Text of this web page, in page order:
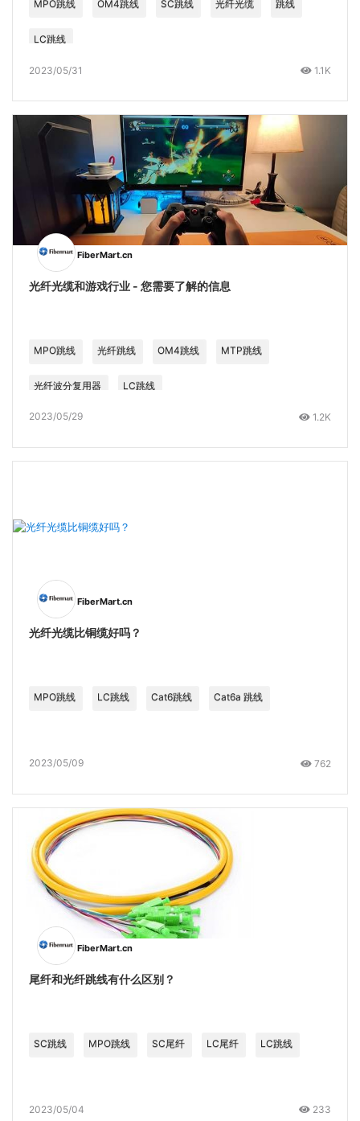
MPO跳线 OM4跳线 SC跳线 光纤光缆 跳线
LC跳线
2023/05/31 1.1K
FiberMart.cn
光纤光缆和游戏行业 - 您需要了解的信息
MPO跳线 光纤跳线 OM4跳线 MTP跳线
光纤波分复用器 LC跳线
2023/05/29 1.2K
FiberMart.cn
光纤光缆比铜缆好吗？
MPO跳线 LC跳线 Cat6跳线 Cat6a 跳线
2023/05/09 762
FiberMart.cn
尾纤和光纤跳线有什么区别？
SC跳线 MPO跳线 SC尾纤 LC尾纤 LC跳线
2023/05/04 233